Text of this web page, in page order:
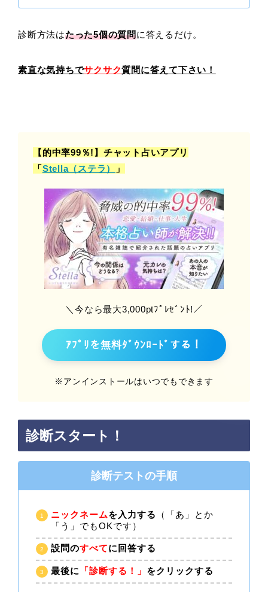
診断方法はたった5個の質問に答えるだけ。
素直な気持ちでサクサク質問に答えて下さい！
【的中率99％!】チャット占いアプリ
「Stella（ステラ） 」
＼今なら最大3,000ptﾌﾟﾚｾﾞﾝﾄ!／
ｱﾌﾟﾘを無料ﾀﾞｳﾝﾛｰﾄﾞする！
※アンインストールはいつでもできます
診断スタート！
診断テストの手順
ニックネームを入力する
（「あ」とか
「う」でもOKです）
設問のすべてに回答する
最後に 「診断する！」 をクリックする